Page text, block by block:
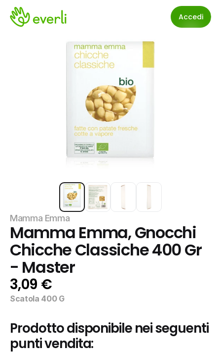
Accedi
Mamma Emma
Mamma Emma, Gnocchi
Chicche Classiche 400 Gr
- Master
3,09 €
Scatola 400 G
Prodotto disponibile nei seguenti
punti vendita: